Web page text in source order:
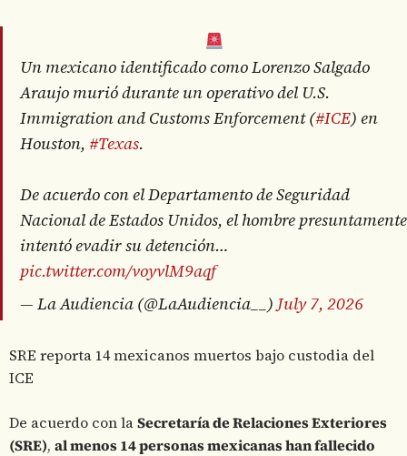
Un mexicano identificado como Lorenzo Salgado
Araujo murió durante un operativo del U.S.
Immigration and Customs Enforcement (#ICE) en
Houston, #Texas.
De acuerdo con el Departamento de Seguridad
Nacional de Estados Unidos, el hombre presuntamente
intentó evadir su detención…
pic.twitter.com/voyvlM9aqf
— La Audiencia (@LaAudiencia__) July 7, 2026
SRE reporta 14 mexicanos muertos bajo custodia del
ICE
De acuerdo con laSecretaría de Relaciones Exteriores
(SRE), al menos 14 personas mexicanas han fallecido